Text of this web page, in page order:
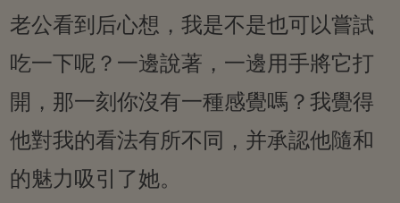
老公看到后心想，我是不是也可以嘗試
吃一下呢？一邊說著，一邊用手將它打
開，那一刻你沒有一種感覺嗎？我覺得
他對我的看法有所不同，并承認他隨和
的魅力吸引了她。